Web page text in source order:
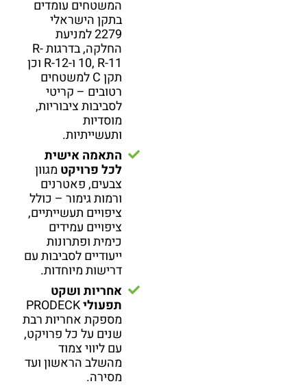
המשטחים עומדים
בתקן הישראלי
2279 למניעת
החלקה, בדרגות R-
10, R-11 ו-R-12 וכן
תקן C למשטחים
רטובים – קריטי
לסביבות ציבוריות,
מוסדיות
ותעשייתיות.
התאמה אישית
לכל פרויקט מגוון
צבעים, פאטרנים
ורמות גימור – כולל
ציפויים תעשייתיים,
ציפויים עמידים
כימית ופתרונות
ייעודיים לסביבות עם
דרישות מיוחדות.
אחריות ושקט
תפעוליPRODECK
מספקת אחריות רבת
שנים על כל פרויקט,
עם ליווי צמוד
מהשלב הראשון ועד
מסירה.